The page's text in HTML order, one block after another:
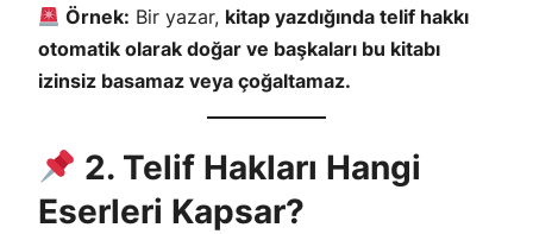
Örnek: Bir yazar, kitap yazdığında telif hakkı
otomatik olarak doğar ve başkaları bu kitabı
izinsiz basamaz veya çoğaltamaz.
2. Telif Hakları Hangi
Eserleri Kapsar?